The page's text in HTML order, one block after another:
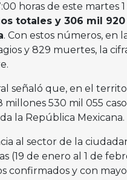
horas de este martes
totales y 306 mil
. Con estos números, en
y 829 muertes, la
señaló que, en el
millones 530 mil 055
la República Mexicana.
al sector de la
(19 de enero al 1 de
confirmados y con